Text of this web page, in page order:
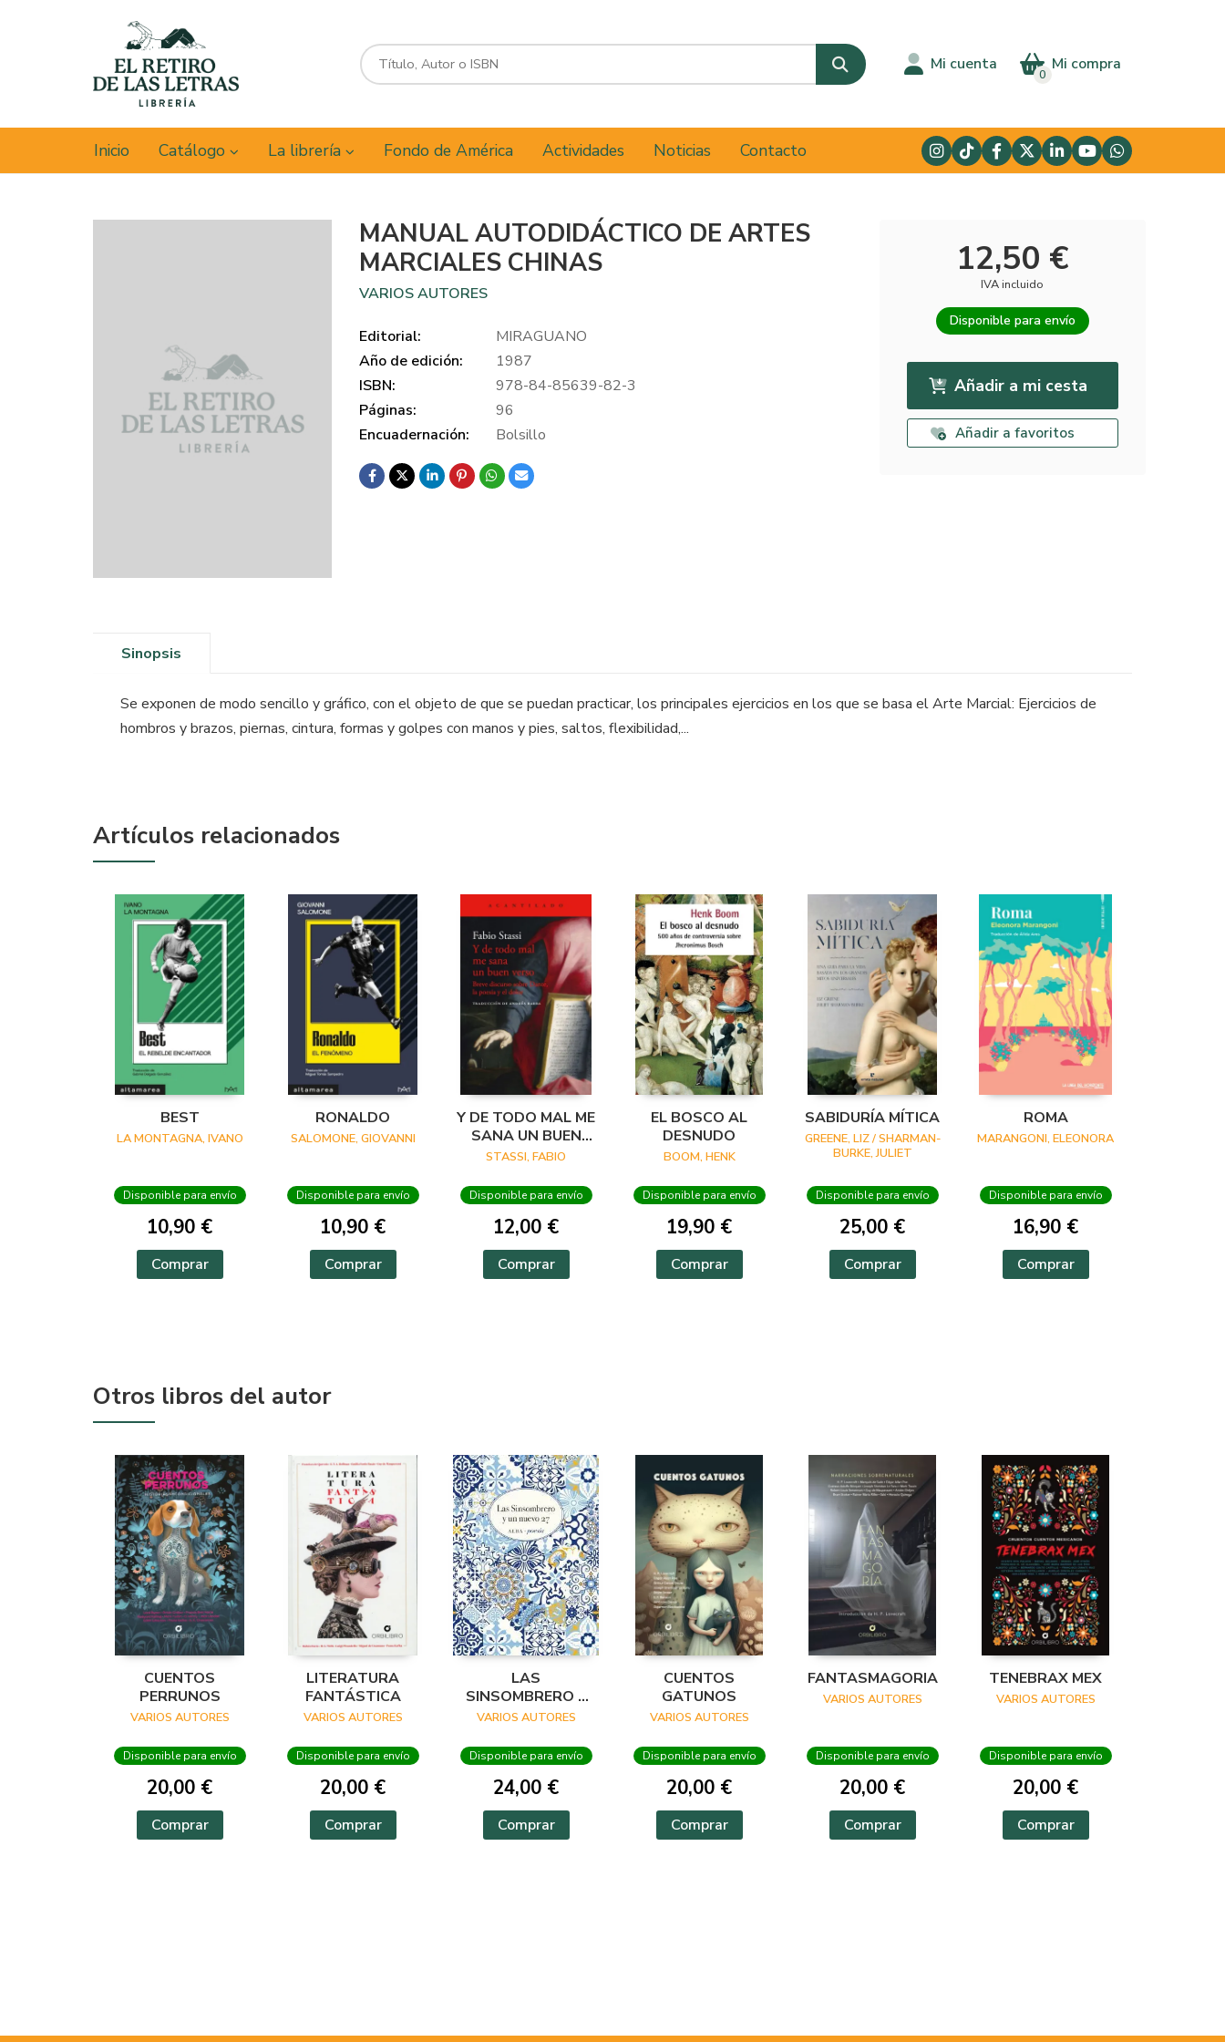
Mi cuenta Mi compra
0
Inicio Catálogo La librería Fondo de América Actividades Noticias Contacto
MANUAL AUTODIDÁCTICO DE ARTES
MARCIALES CHINAS
VARIOS AUTORES
Editorial:
MIRAGUANO
Año de edición:
1987
ISBN:
978-84-85639-82-3
Páginas:
96
Encuadernación:
Bolsillo
12,50 €
IVA incluido
Disponible para envío
Añadir a mi cesta
Añadir a favoritos
Sinopsis
Se exponen de modo sencillo y gráfico, con el objeto de que se puedan practicar, los principales ejercicios en los que se basa el Arte Marcial: Ejercicios de
hombros y brazos, piernas, cintura, formas y golpes con manos y pies, saltos, flexibilidad,...
Artículos relacionados
BEST
LA MONTAGNA, IVANO
Disponible para envío
10,90 €
Comprar
RONALDO
SALOMONE, GIOVANNI
Disponible para envío
10,90 €
Comprar
Y DE TODO MAL ME
SANA UN BUEN
VERSO
STASSI, FABIO
Disponible para envío
12,00 €
Comprar
EL BOSCO AL
DESNUDO
BOOM, HENK
Disponible para envío
19,90 €
Comprar
SABIDURÍA MÍTICA
GREENE, LIZ / SHARMAN-
BURKE, JULIET
Disponible para envío
25,00 €
Comprar
ROMA
MARANGONI, ELEONORA
Disponible para envío
16,90 €
Comprar
Otros libros del autor
CUENTOS
PERRUNOS
VARIOS AUTORES
Disponible para envío
20,00 €
Comprar
LITERATURA
FANTÁSTICA
VARIOS AUTORES
Disponible para envío
20,00 €
Comprar
LAS
SINSOMBRERO Y
UN NUEVO 27
VARIOS AUTORES
Disponible para envío
24,00 €
Comprar
CUENTOS
GATUNOS
VARIOS AUTORES
Disponible para envío
20,00 €
Comprar
FANTASMAGORIA
VARIOS AUTORES
Disponible para envío
20,00 €
Comprar
TENEBRAX MEX
VARIOS AUTORES
Disponible para envío
20,00 €
Comprar